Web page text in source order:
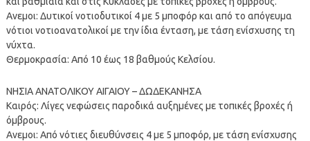
Ανεμοι: Δυτικοί νοτιοδυτικοί 4 με 5 μποφόρ και από το απόγευμα
νότιοι νοτιοανατολικοί με την ίδια ένταση, με τάση ενίσχυσης τη
νύχτα.
Θερμοκρασία: Από 10 έως 18 βαθμούς Κελσίου.
ΝΗΣΙΑ ΑΝΑΤΟΛΙΚΟΥ ΑΙΓΑΙΟΥ – ΔΩΔΕΚΑΝΗΣΑ
Καιρός: Λίγες νεφώσεις παροδικά αυξημένες με τοπικές βροχές ή
όμβρους.
Ανεμοι: Από νότιες διευθύνσεις 4 με 5 μποφόρ, με τάση ενίσχυσης